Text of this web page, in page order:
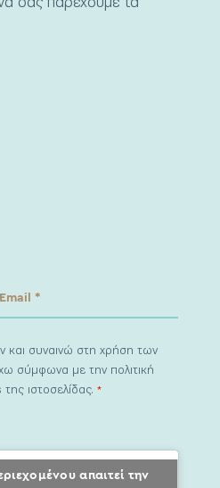
και συναινώ στη χρήση των
σύμφωνα με την πολιτική
ιστοσελίδας.*
απαιτεί την